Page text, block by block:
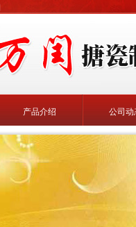
产品介绍 公司动